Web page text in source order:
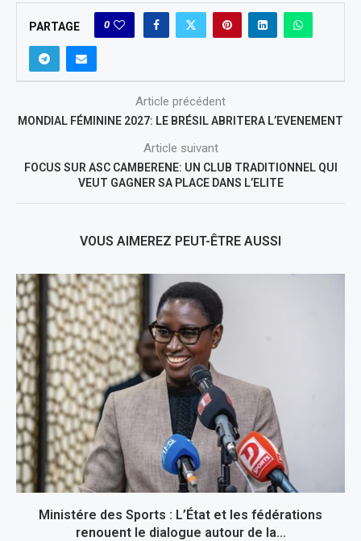
PARTAGE 0
Article précédent
MONDIAL FÉMININE 2027: LE BRÉSIL ABRITERA L’EVENEMENT
Article suivant
FOCUS SUR ASC CAMBERENE: UN CLUB TRADITIONNEL QUI
VEUT GAGNER SA PLACE DANS L’ELITE
VOUS AIMEREZ PEUT-ÊTRE AUSSI
Ministére des Sports : L’État et les fédérations
renouent le dialogue autour de la...